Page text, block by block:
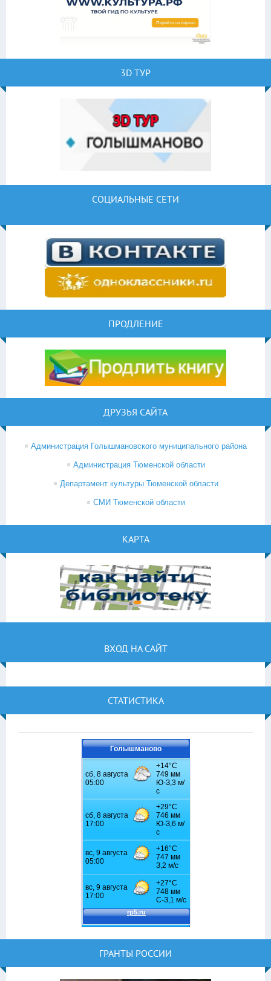
3D ТУР
СОЦИАЛЬНЫЕ СЕТИ
ПРОДЛЕНИЕ
ДРУЗЬЯ САЙТА
Администрация Голышмановского муниципального района
Администрация Тюменской области
Департамент культуры Тюменской области
СМИ Тюменской области
КАРТА
ВХОД НА САЙТ
СТАТИСТИКА
Голышманово
ГРАНТЫ РОССИИ